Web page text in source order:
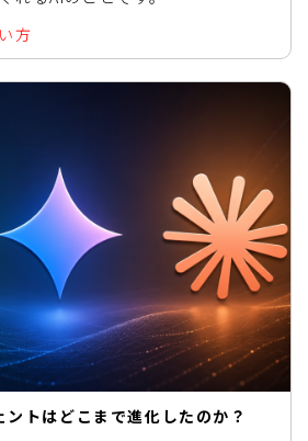
方
トはどこまで進化したのか？